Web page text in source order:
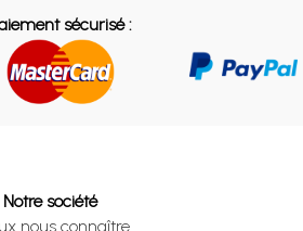
sécurisé :
Notre société
nous connaître